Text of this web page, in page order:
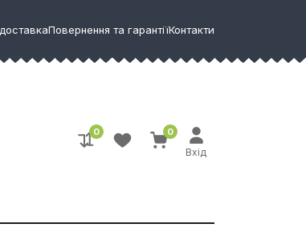
Повернення та гарантіїКонтакти
0 0
Вхід